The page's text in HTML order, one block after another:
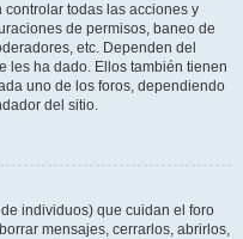
todas las acciones y
de permisos, baneo de
etc. Dependen del
les ha dado. Ellos también tienen
uno de los foros, dependiendo
del sitio.
individuos) que cuidan el foro
mensajes, cerrarlos, abrirlos,